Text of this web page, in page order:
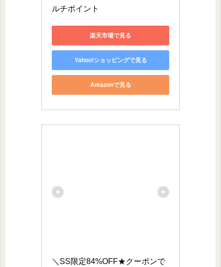
ルチポイント
楽天市場で見る
Yahoo!ショッピングで見る
Amazonで見る
＼SS限定84%OFF★クーポンで